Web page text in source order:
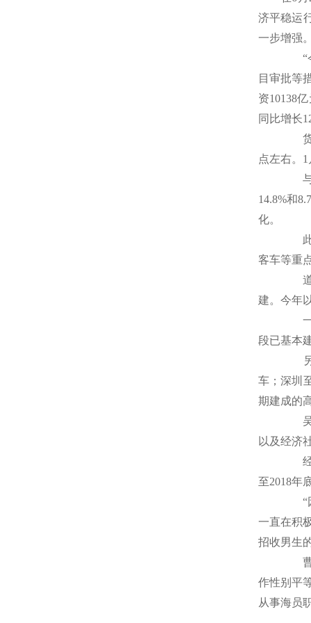
济平稳运
一步增强
“今
目审批等
资10138
同比增长
货
点左右。
与
14.8%和
化。
此
客车等重
道
建。今年
一
段已基本
另
车；深圳
期建成的
吴
以及经济
经
至2018年
“因
一直在积
招收男生
曹
作性别平
从事海员